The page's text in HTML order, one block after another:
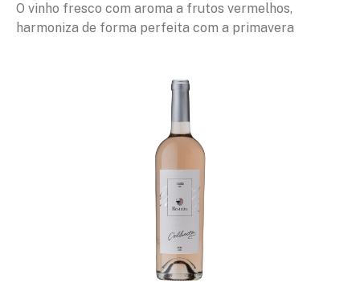
O vinho fresco com aroma a frutos vermelhos,
harmoniza de forma perfeita com a primavera